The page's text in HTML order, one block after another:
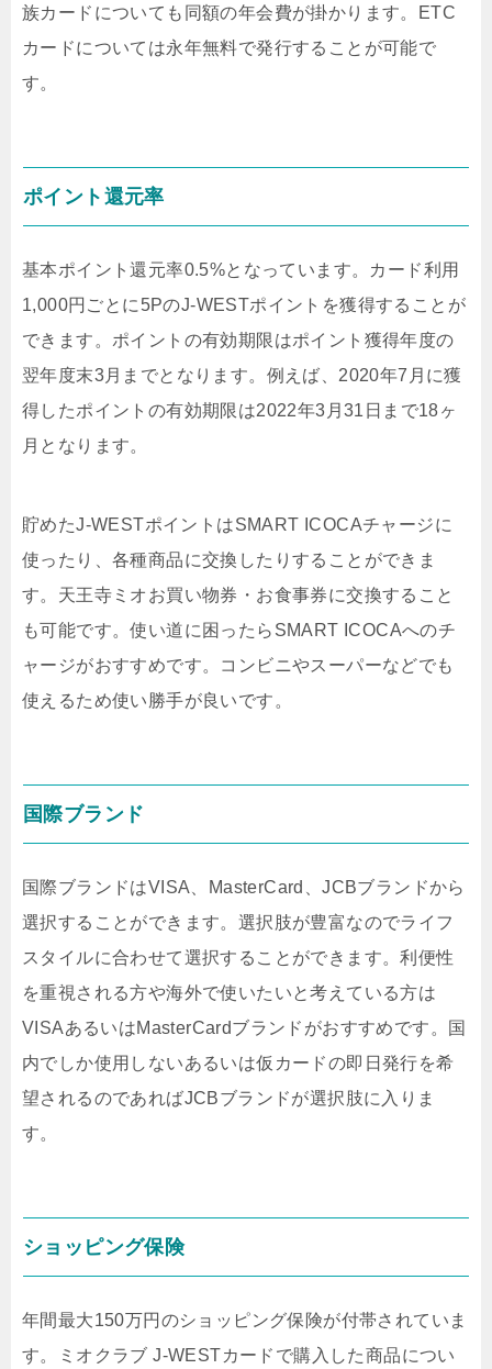
族カードについても同額の年会費が掛かります。ETC
カードについては永年無料で発行することが可能で
す。
ポイント還元率
基本ポイント還元率0.5%となっています。カード利用
1,000円ごとに5PのJ-WESTポイントを獲得することが
できます。ポイントの有効期限はポイント獲得年度の
翌年度末3月までとなります。例えば、2020年7月に獲
得したポイントの有効期限は2022年3月31日まで18ヶ
月となります。
貯めたJ-WESTポイントはSMART ICOCAチャージに
使ったり、各種商品に交換したりすることができま
す。天王寺ミオお買い物券・お食事券に交換すること
も可能です。使い道に困ったらSMART ICOCAへのチ
ャージがおすすめです。コンビニやスーパーなどでも
使えるため使い勝手が良いです。
国際ブランド
国際ブランドはVISA、MasterCard、JCBブランドから
選択することができます。選択肢が豊富なのでライフ
スタイルに合わせて選択することができます。利便性
を重視される方や海外で使いたいと考えている方は
VISAあるいはMasterCardブランドがおすすめです。国
内でしか使用しないあるいは仮カードの即日発行を希
望されるのであればJCBブランドが選択肢に入りま
す。
ショッピング保険
年間最大150万円のショッピング保険が付帯されていま
す。ミオクラブ J‐WESTカードで購入した商品につい